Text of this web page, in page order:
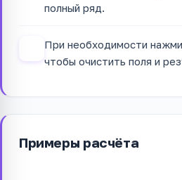
полный ряд.
При необходимости
чтобы очистить поля и
Примеры расчёта